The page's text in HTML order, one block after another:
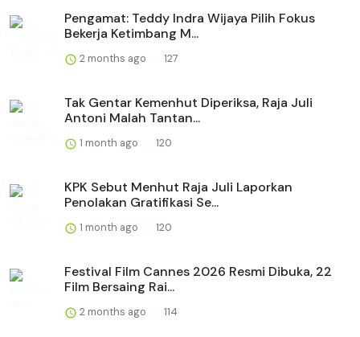
Pengamat: Teddy Indra Wijaya Pilih Fokus
Bekerja Ketimbang M...
2 months ago 127
Tak Gentar Kemenhut Diperiksa, Raja Juli
Antoni Malah Tantan...
1 month ago 120
KPK Sebut Menhut Raja Juli Laporkan
Penolakan Gratifikasi Se...
1 month ago 120
Festival Film Cannes 2026 Resmi Dibuka, 22
Film Bersaing Rai...
2 months ago 114